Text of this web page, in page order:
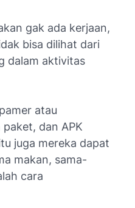
gak ada kerjaan,
bisa dilihat dari
dalam aktivitas
atau
dan APK
juga mereka dapat
makan, sama-
cara